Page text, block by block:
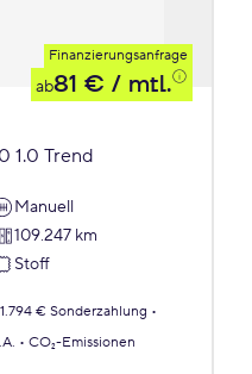
Finanzierungsanfrage
ab81 € / mtl.
1.0 Trend
Manuell
109.247 km
Stoff
1.794 € Sonderzahlung
CO₂-Emissionen